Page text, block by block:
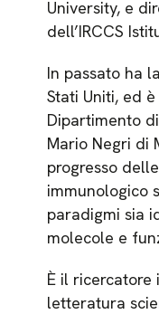
University, e
dell’IRCCS
In passato ha
Stati Uniti, ed
Dipartimento
Mario Negri di
progresso
immunologico
paradigmi sia
molecole e
È il
letteratura